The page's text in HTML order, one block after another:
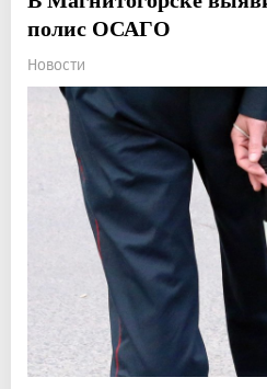
полис ОСАГО
Новости